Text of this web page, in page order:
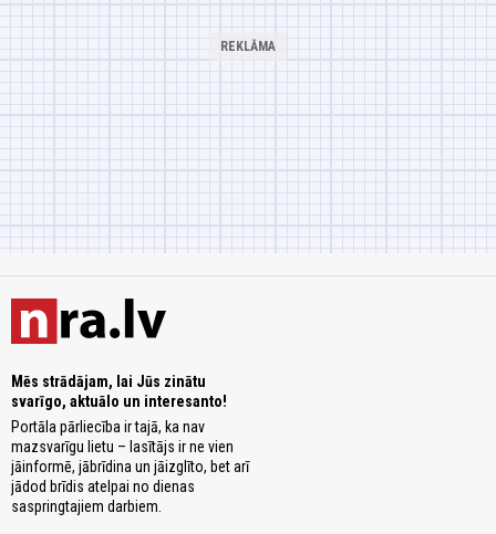
Mēs strādājam, lai Jūs zinātu
svarīgo, aktuālo un interesanto!
Portāla pārliecība ir tajā, ka nav
mazsvarīgu lietu – lasītājs ir ne vien
jāinformē, jābrīdina un jāizglīto, bet arī
jādod brīdis atelpai no dienas
saspringtajiem darbiem.